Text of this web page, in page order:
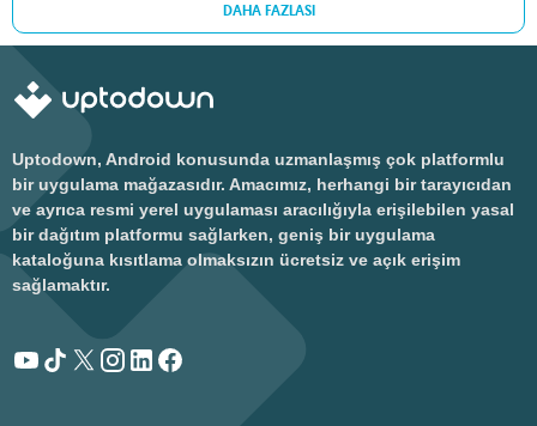
DAHA FAZLASI
Uptodown, Android konusunda uzmanlaşmış çok platformlu
bir uygulama mağazasıdır. Amacımız, herhangi bir tarayıcıdan
ve ayrıca resmi yerel uygulaması aracılığıyla erişilebilen yasal
bir dağıtım platformu sağlarken, geniş bir uygulama
kataloğuna kısıtlama olmaksızın ücretsiz ve açık erişim
sağlamaktır.